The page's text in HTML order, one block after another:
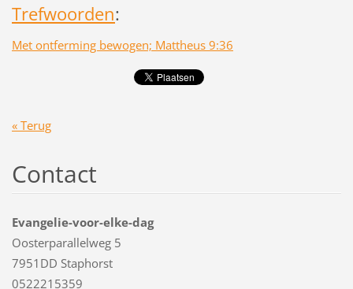
Trefwoorden:
Met ontferming bewogen; Mattheus 9:36
« Terug
Contact
Evangelie-voor-elke-dag
Oosterparallelweg 5
7951DD Staphorst
0522215359